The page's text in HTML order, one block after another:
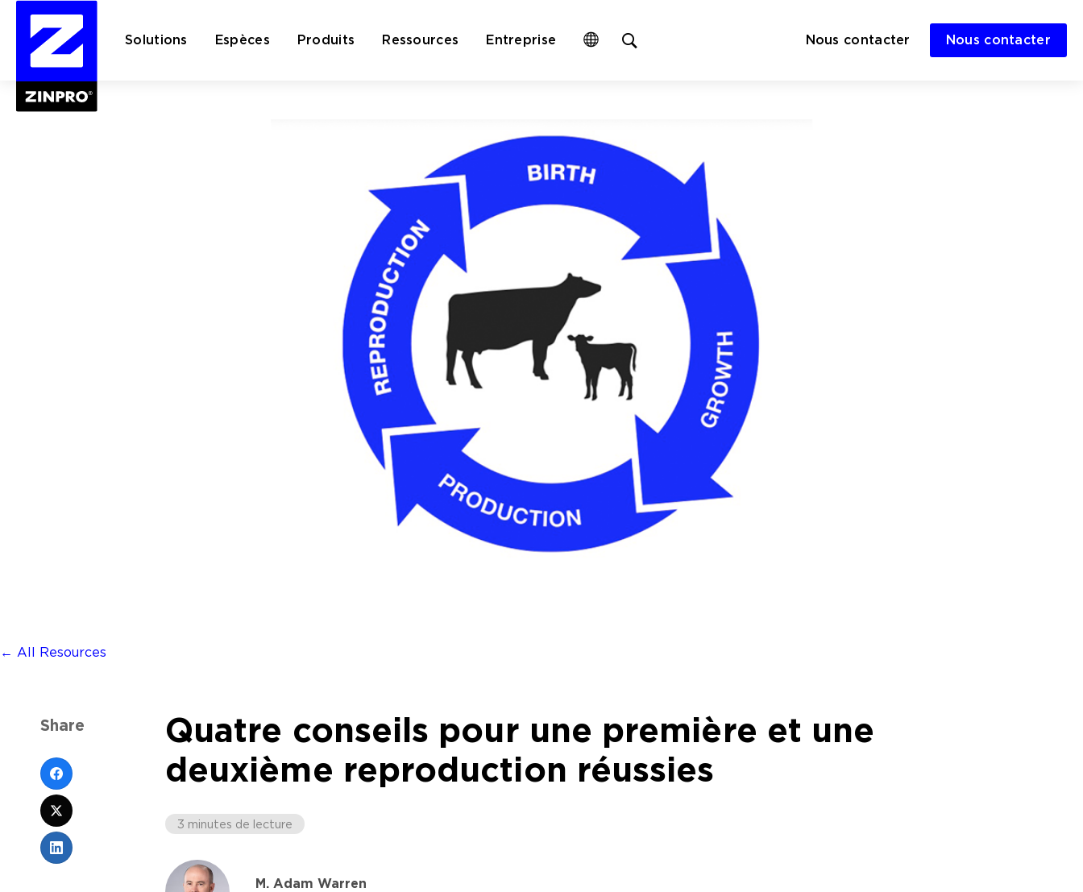
Solutions Espèces Produits Ressources Entreprise Nous contacter Nous contacter
← All Resources
Quatre conseils pour une première et une
deuxième reproduction réussies
3 minutes de lecture
M. Adam Warren
Share